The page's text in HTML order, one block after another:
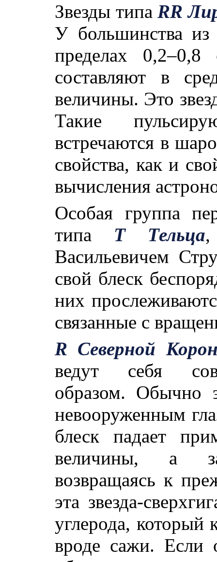
Звезды типаRR
У большинства
пределах 0,2–0,8
составляют в
величины. Это
Такие
встречаются в
свойства, как и
вычисления
Особая группа
типа T Тельца,
Васильевичем
свой блеск
них
связанные с
R Северной
ведут себя
образом. Обычно
невооруженным
блеск падает
величины, а
возвращаясь к
эта звезда-
углерода, который
вроде сажи. Если